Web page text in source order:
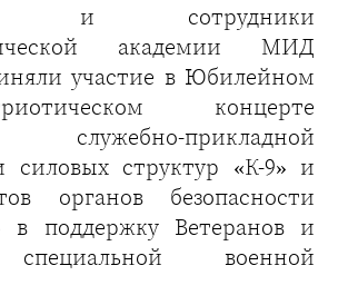
и сотрудники
академии МИД
участие в Юбилейном
концерте
служебно-прикладной
силовых структур «К-9» и
органов безопасности
в поддержку Ветеранов и
военной